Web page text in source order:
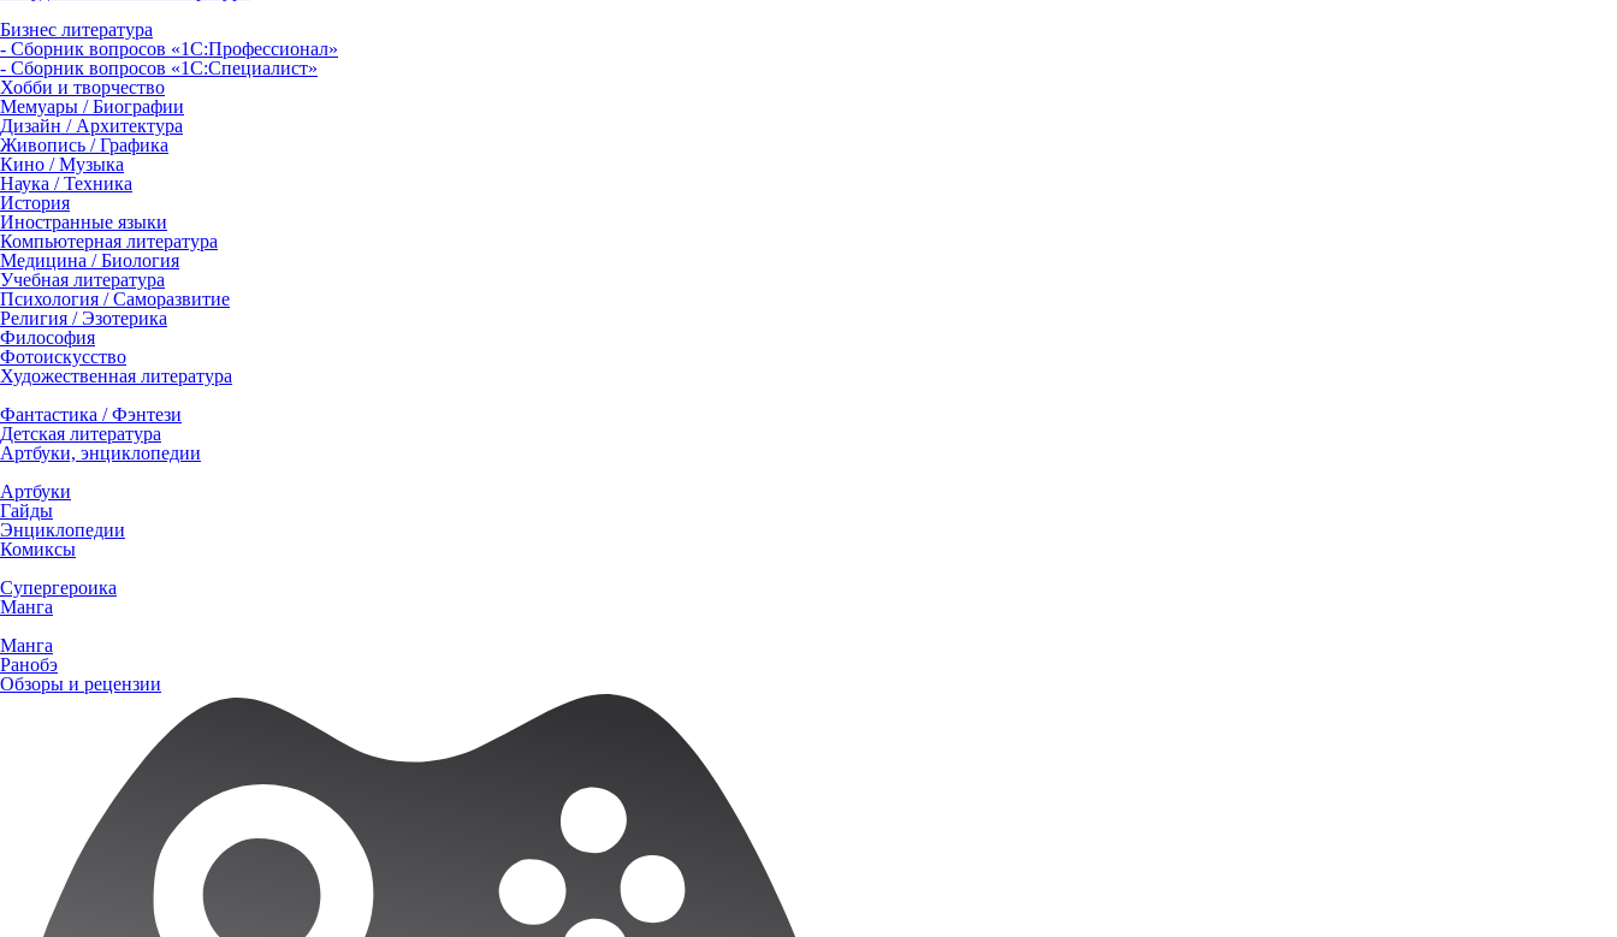
Бизнес литература
- Сборник вопросов «1С:Профессионал»
- Сборник вопросов «1С:Специалист»
Хобби и творчество
Мемуары / Биографии
Дизайн / Архитектура
Живопись / Графика
Кино / Музыка
Наука / Техника
История
Иностранные языки
Компьютерная литература
Медицина / Биология
Учебная литература
Психология / Саморазвитие
Религия / Эзотерика
Философия
Фотоискусство
Художественная литература
Фантастика / Фэнтези
Детская литература
Артбуки, энциклопедии
Артбуки
Гайды
Энциклопедии
Комиксы
Супергероика
Манга
Манга
Ранобэ
Обзоры и рецензии